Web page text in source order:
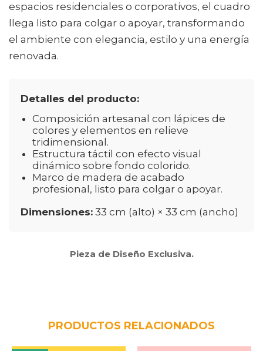
espacios residenciales o corporativos, el cuadro
llega listo para colgar o apoyar, transformando
el ambiente con elegancia, estilo y una energía
renovada.
Detalles del producto:
Composición artesanal con lápices de
colores y elementos en relieve
tridimensional.
Estructura táctil con efecto visual
dinámico sobre fondo colorido.
Marco de madera de acabado
profesional, listo para colgar o apoyar.
Dimensiones: 33 cm (alto) × 33 cm (ancho)
Pieza de Diseño Exclusiva.
PRODUCTOS RELACIONADOS